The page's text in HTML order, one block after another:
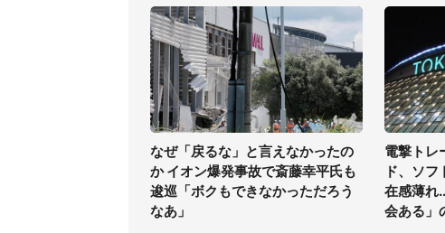
なぜ「戻るな」と言えなかったの
か イオン爆発事故で斎藤幸平氏も
逡巡「ボクもできなかっただろう
なあ」
電撃トレ
ド、ソ
在感薄れ
会ある」